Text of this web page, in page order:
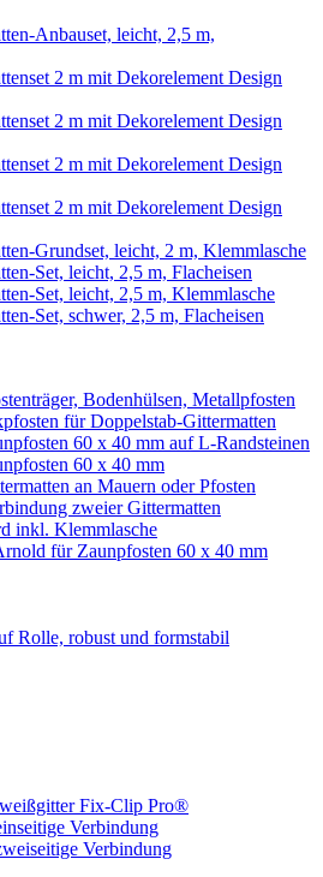
Anbauset, leicht, 2,5 m,
2 m mit Dekorelement Design
2 m mit Dekorelement Design
2 m mit Dekorelement Design
2 m mit Dekorelement Design
Grundset, leicht, 2 m, Klemmlasche
Set, leicht, 2,5 m, Flacheisen
Set, leicht, 2,5 m, Klemmlasche
Set, schwer, 2,5 m, Flacheisen
Bodenhülsen, Metallpfosten
für Doppelstab-Gittermatten
60 x 40 mm auf L-Randsteinen
60 x 40 mm
an Mauern oder Pfosten
zweier Gittermatten
inkl. Klemmlasche
für Zaunpfosten 60 x 40 mm
Rolle, robust und formstabil
Fix-Clip Pro®
Verbindung
Verbindung